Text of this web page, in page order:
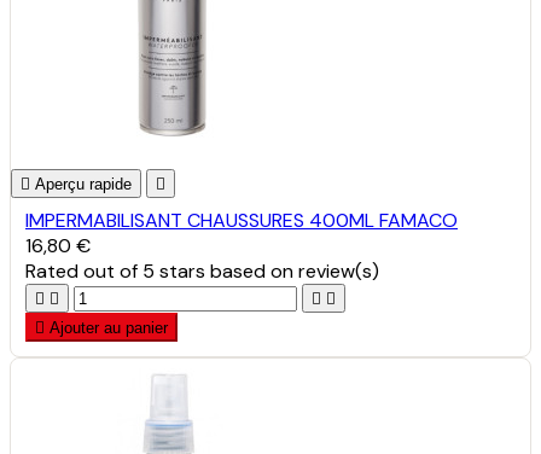
 Aperçu rapide 
IMPERMABILISANT CHAUSSURES 400ML FAMACO
16,80 €
Ratedout of 5 stars based onreview(s)
   
 Ajouter au panier